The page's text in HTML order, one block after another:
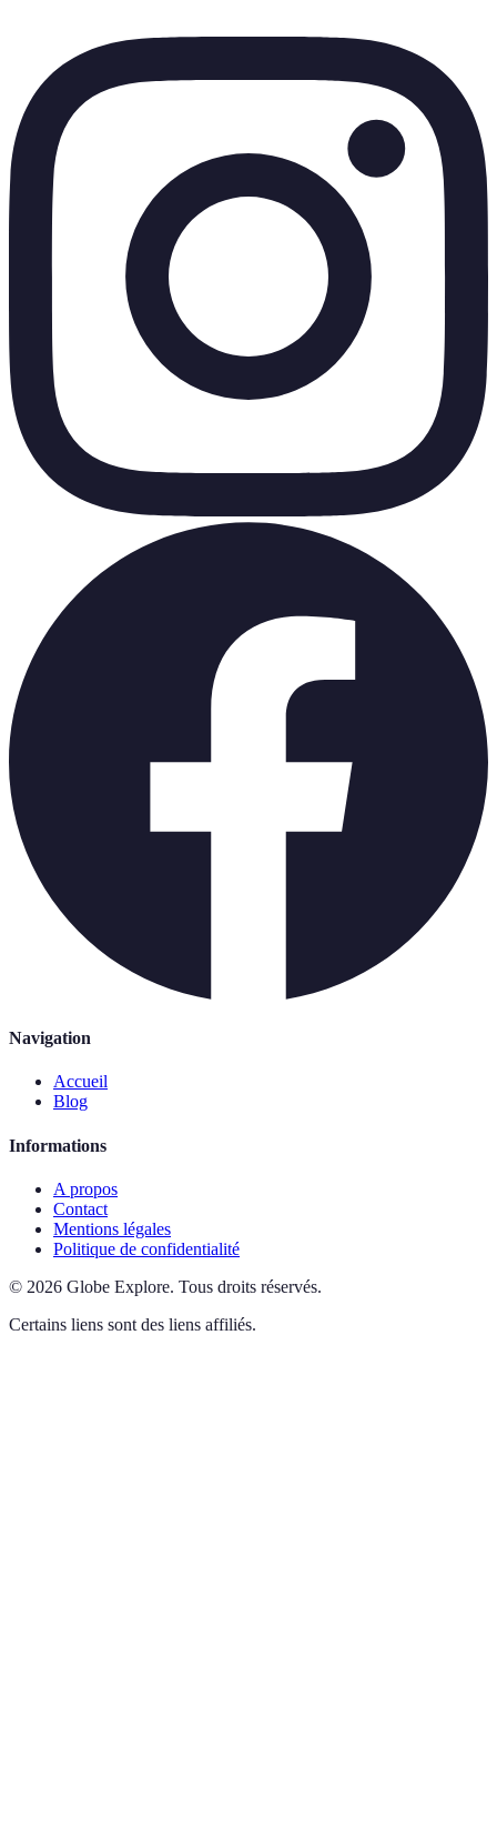
Navigation
Accueil
Blog
Informations
A propos
Contact
Mentions légales
Politique de confidentialité
© 2026 Globe Explore. Tous droits réservés.
Certains liens sont des liens affiliés.